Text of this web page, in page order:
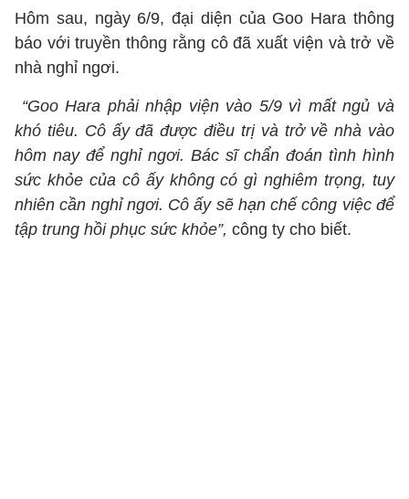
Hôm sau, ngày 6/9, đại diện của Goo Hara thông
báo với truyền thông rằng cô đã xuất viện và trở về
nhà nghỉ ngơi.
“Goo Hara phải nhập viện vào 5/9 vì mất ngủ và
khó tiêu. Cô ấy đã được điều trị và trở về nhà vào
hôm nay để nghỉ ngơi. Bác sĩ chẩn đoán tình hình
sức khỏe của cô ấy không có gì nghiêm trọng, tuy
nhiên cần nghỉ ngơi. Cô ấy sẽ hạn chế công việc để
tập trung hồi phục sức khỏe”, công ty cho biết.